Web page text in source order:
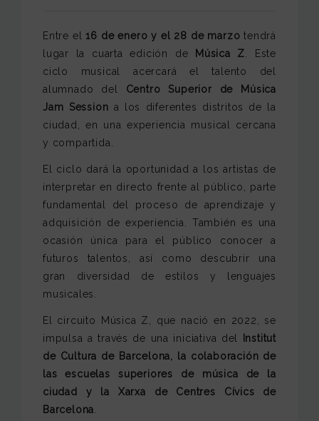
Entre el 16 de enero y el 28 de marzotendrá
lugar la cuarta edición de Música Z . Este
ciclo musical acercará el talento del
alumnado del Centro Superior de Música
Jam Session a los diferentes distritos de la
ciudad, en una experiencia musical cercana
y compartida.
El ciclo dará la oportunidad a los artistas de
interpretar en directo frente al público, parte
fundamental del proceso de aprendizaje y
adquisición de experiencia. También es una
ocasión única para el público conocer a
futuros talentos, así como descubrir una
gran diversidad de estilos y lenguajes
musicales.
El circuito Música Z, que nació en 2022, se
impulsa a través de una iniciativa del
Institut
de Cultura de Barcelona, la colaboración de
las escuelas superiores de música de la
ciudad y la Xarxa de Centres Cívics de
Barcelona